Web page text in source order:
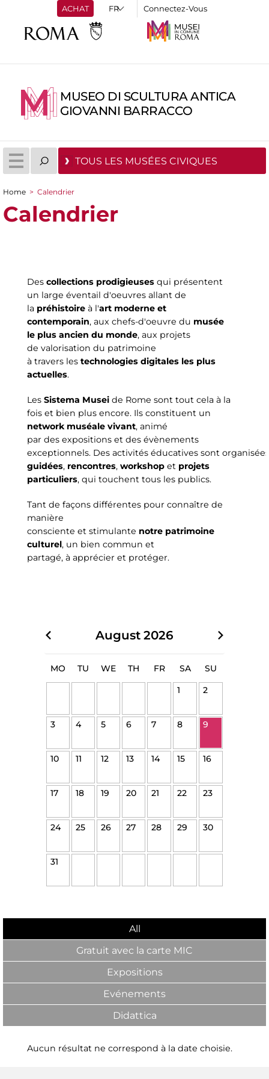
ACHAT Connectez-Vous
MUSEO DI SCULTURA ANTICA
GIOVANNI BARRACCO
TOUS LES MUSÉES CIVIQUES
You are here
Home > Calendrier
Calendrier
Des collections prodigieuses qui présentent
un large éventail d'oeuvres allant de
la préhistoire à l'art moderne et
contemporain, aux chefs-d'oeuvre du musée
le plus ancien du monde, aux projets
de valorisation du patrimoine
à travers les technologies digitales les plus
actuelles.
Les Sistema Musei de Rome sont tout cela à la
fois et bien plus encore. Ils constituent un
network muséale vivant, animé
par des expositions et des évènements
exceptionnels. Des activités éducatives sont
guidées, rencontres, workshop et projets
particuliers, qui touchent tous les publics.
Tant de façons différentes pour connaître de
manière
consciente et stimulante notre patrimoine
culturel, un bien commun et
partagé, à apprécier et protéger.
August 2026
MO TU WE TH FR SA
SU
1
2
3 4 5 6 7 8 9
10 11 12 13 14 15 16
17 18 19 20 21 22 23
24 25 26 27 28 29 30
31
All
Gratuit avec la carte MIC
Expositions
Evénements
Didattica
Aucun résultat ne correspond à la date choisie.